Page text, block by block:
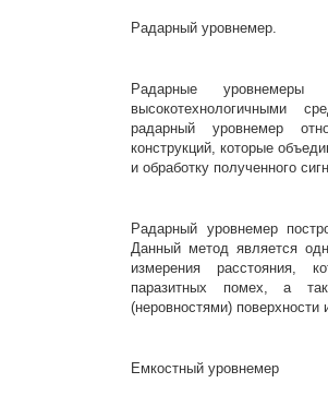
Радарный уровнемер.
Радарные
высокотехнологичными
радарный уровнемер
конструкций, которые
и обработку полученного
Радарный уровнемер
Данный метод является
измерения расстояния,
паразитных помех, а
(неровностями) поверхности
Емкостный уровнемер